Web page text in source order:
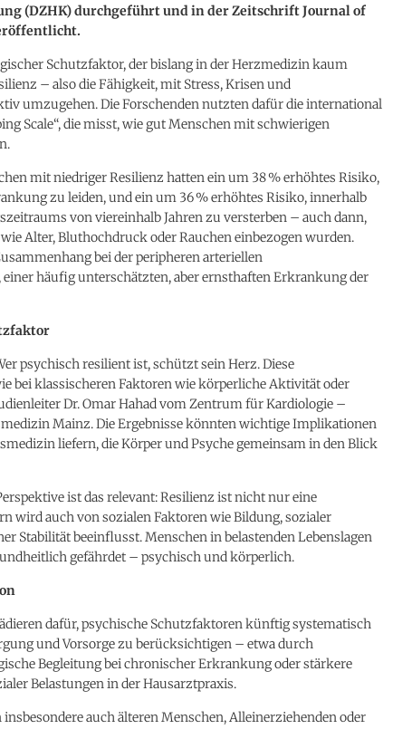
(DZHK) durchgeführt und in der Zeitschrift Journal of
Schutzfaktor, der bislang in der Herzmedizin kaum
– also die Fähigkeit, mit Stress, Krisen und
umzugehen. Die Forschenden nutzten dafür die international
Scale“, die misst, wie gut Menschen mit schwierigen
mit niedriger Resilienz hatten ein um 38 % erhöhtes Risiko,
zu leiden, und ein um 36 % erhöhtes Risiko, innerhalb
von viereinhalb Jahren zu versterben – auch dann,
Alter, Bluthochdruck oder Rauchen einbezogen wurden.
bei der peripheren arteriellen
häufig unterschätzten, aber ernsthaften Erkrankung der
psychisch resilient ist, schützt sein Herz. Diese
bei klassischeren Faktoren wie körperliche Aktivität oder
Dr. Omar Hahad vom Zentrum für Kardiologie –
Mainz. Die Ergebnisse könnten wichtige Implikationen
liefern, die Körper und Psyche gemeinsam in den Blick
ist das relevant: Resilienz ist nicht nur eine
wird auch von sozialen Faktoren wie Bildung, sozialer
Stabilität beeinflusst. Menschen in belastenden Lebenslagen
gefährdet – psychisch und körperlich.
dafür, psychische Schutzfaktoren künftig systematisch
und Vorsorge zu berücksichtigen – etwa durch
Begleitung bei chronischer Erkrankung oder stärkere
Belastungen in der Hausarztpraxis.
auch älteren Menschen, Alleinerziehenden oder